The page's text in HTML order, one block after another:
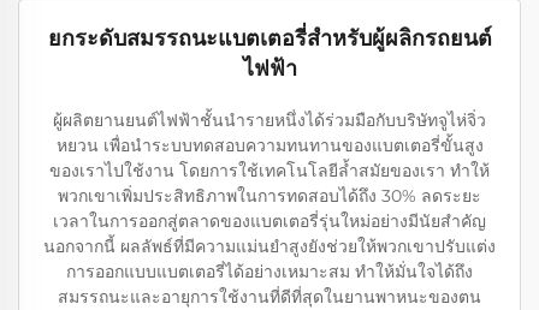
ยกระดับสมรรถนะแบตเตอรี่สำหรับผู้ผลิกรถยนต์
ไฟฟ้า
ผู้ผลิตยานยนต์ไฟฟ้าชั้นนำรายหนึ่งได้ร่วมมือกับบริษัทจูไห่จิ่ว
หยวน เพื่อนำระบบทดสอบความทนทานของแบตเตอรี่ขั้นสูง
ของเราไปใช้งาน โดยการใช้เทคโนโลยีล้ำสมัยของเรา ทำให้
พวกเขาเพิ่มประสิทธิภาพในการทดสอบได้ถึง 30% ลดระยะ
เวลาในการออกสู่ตลาดของแบตเตอรี่รุ่นใหม่อย่างมีนัยสำคัญ
นอกจากนี้ ผลลัพธ์ที่มีความแม่นยำสูงยังช่วยให้พวกเขาปรับแต่ง
การออกแบบแบตเตอรี่ได้อย่างเหมาะสม ทำให้มั่นใจได้ถึง
สมรรถนะและอายุการใช้งานที่ดีที่สุดในยานพาหนะของตน